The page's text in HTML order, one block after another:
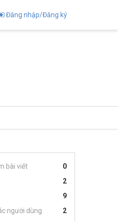
Đăng nhập/Đăng ký
bài viết
0
2
9
người dùng
2